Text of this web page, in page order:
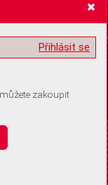
informací
žádné informace
o souhlas s
Přihlásit se
zakoupit